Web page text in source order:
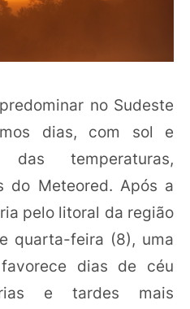
no Sudeste
dias, com sol e
temperaturas,
do Meteored. Após a
pelo litoral da região
quarta-feira (8), uma
dias de céu
e tardes mais